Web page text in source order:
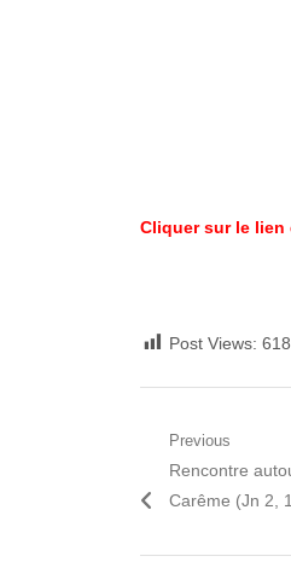
Cliquer sur le lien
Post Views: 618
Navigation
de
Previous
Previous
post:
Rencontre
Carême (Jn 2,